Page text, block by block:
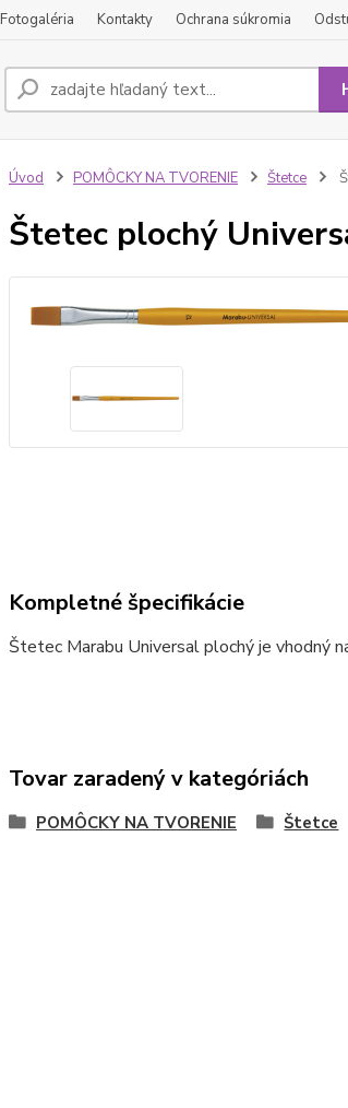
Fotogaléria Kontakty Ochrana súkromia
Úvod POMÔCKY NA TVORENIE Štetce
Štetec plochý
Kompletné špecifikácie
Štetec Marabu Universal plochý je vhodný
Tovar zaradený v kategóriách
POMÔCKY NA TVORENIE Štetce